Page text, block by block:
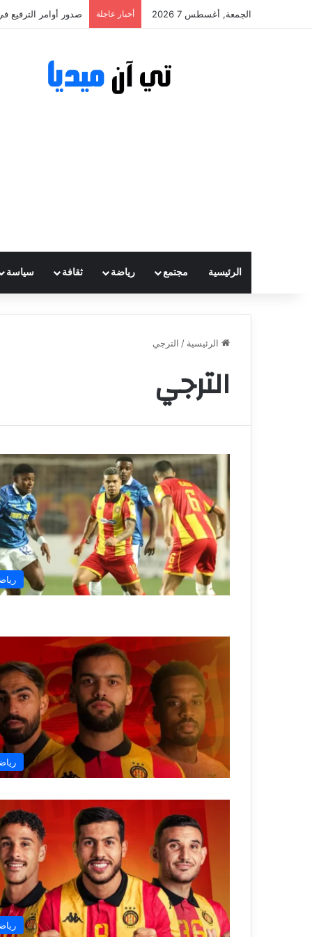
الجمعة, أغسطس 7 2026 أخبار عاجلة صدور أوامر الترفيع
الرئيسية مجتمع رياضة ثقافة سياسة
الرئيسية / الترجي
الترجي